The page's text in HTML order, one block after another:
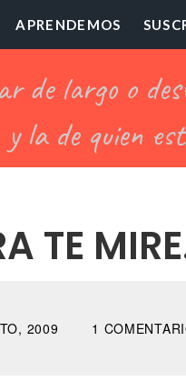
APRENDEMOS
TE
2009 1